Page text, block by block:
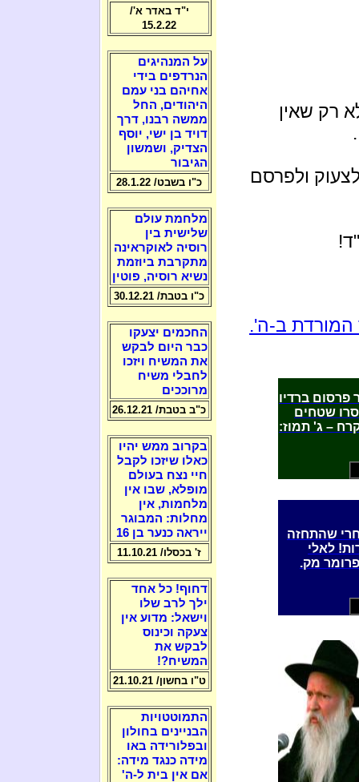
רק שאין
ולפרסם
ב-ה'.
פרסום ברדיו
שטחים
– ג' תמוז:
שהתחזה
לאלי
מק.
י"ד באדר א'/
15.2.22
על המנהיגים
הנרדפים בידי
אחיהם בני עמם
היהודים, החל
ממשה רבנו, דרך
דויד בן ישי, יוסף
הצדיק, ושמשון
הגיבור
כ"ו בשבט/ 28.1.22
מלחמת עולם
שלישית בין
רוסיה לאוקראינה
מתקרבת ביוזמת
נשיא רוסיה, פוטין
כ"ו בטבת/ 30.12.21
החכמים יצעקו
כבר היום לבקש
את המשיח ויזכו
לחבלי משיח
מרוככים
כ"ב בטבת/ 26.12.21
בקרוב ממש יהיו
כאלו שיזכו לקבל
חיי נצח בעולם
מופלא, שבו אין
מלחמות, אין
מחלות: המבוגר
ייראה כנער בן 16
ז' בכסלו/ 11.10.21
דחוף! כל אחד
ילך לרב שלו
וישאל: מדוע אין
צעקה וכינוס
לבקש את
המשיח?!
ט"ו בחשון/ 21.10.21
התמוטטויות
הבניינים בחולון
ובפלורידה באו
מידה כנגד מידה:
אם אין בית ל-ה'